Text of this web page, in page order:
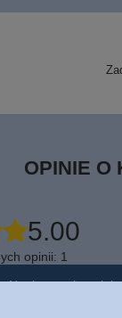
OPINIE O
5.00
opinii: 1
Napisz swoją opinię